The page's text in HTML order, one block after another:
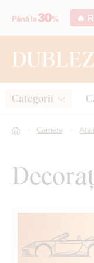
🔥
Categorii
Camere